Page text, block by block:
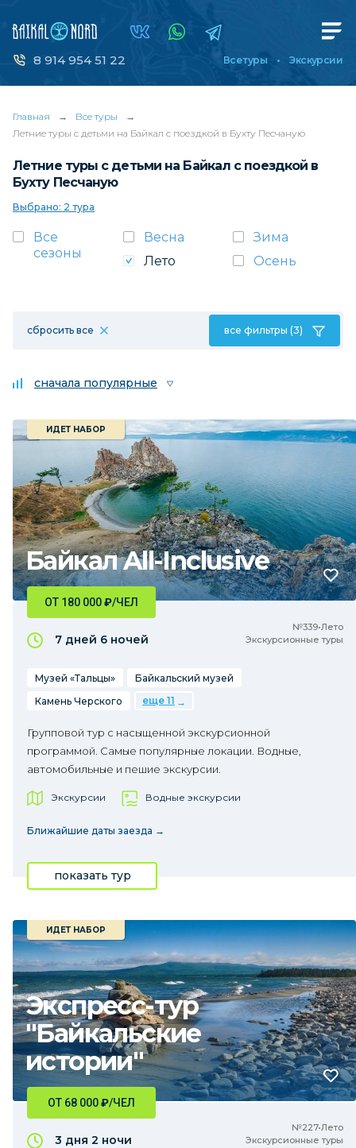
8 914 954 51 22 Все туры Экскурсии
Главная → Все туры
→
Летние туры с детьми на Байкал с поездкой в Бухту Песчаную
Летние туры с детьми на Байкал с поездкой в
Бухту Песчаную
Выбрано: 2 тура
Все
сезоны
Весна
Зима
Лето
Осень
сбросить все все фильтры (3)
сначала популярные
Байкал All-Inclusive
ИДЕТ НАБОР
№339•Лето
Экскурсионные туры
ОТ 180 000₽/ЧЕЛ
7 дней 6 ночей
Музей «Тальцы»
Байкальский музей
Камень Черского
еще 11
Групповой тур с насыщенной экскурсионной
программой. Самые популярные локации. Водные,
автомобильные и пешие экскурсии.
Экскурсии Водные экскурсии
Ближайшие даты заезда →
показать тур
Экспресс-тур
"Байкальские
истории"
ИДЕТ НАБОР
№227•Лето
Экскурсионные туры
ОТ 68 000₽/ЧЕЛ
3 дня 2 ночи